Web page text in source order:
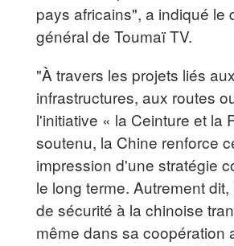
pays africains", a indiqué le
général de Toumaï TV.
"À travers les projets liés aux
infrastructures, aux routes
l'initiative « la Ceinture et la
soutenu, la Chine renforce
impression d'une stratégie
le long terme. Autrement
de sécurité à la chinoise
même dans sa coopération